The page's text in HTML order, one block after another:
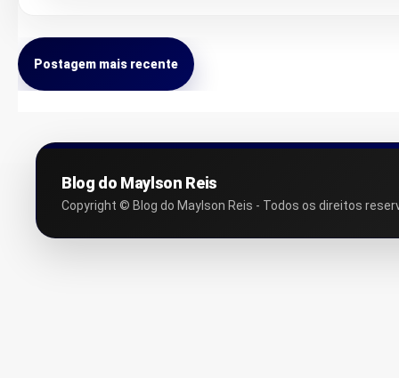
Postagem mais recente
Blog do Maylson Reis
Copyright © Blog do Maylson Reis - Todos os direitos